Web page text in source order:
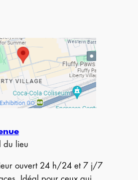
du lieu
ouvert 24 h/24 et 7 j/7